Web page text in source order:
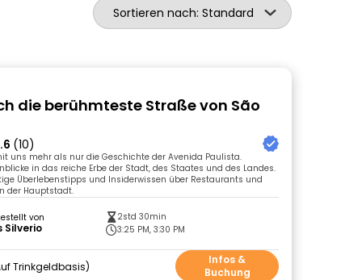
Sortieren nach: Standard
die berühmteste Straße von São
(10)
uns mehr als nur die Geschichte der Avenida Paulista.
in das reiche Erbe der Stadt, des Staates und des Landes.
Überlebenstipps und Insiderwissen über Restaurants und
der Hauptstadt.
von
Silverio
2std 30min
3:25 PM, 3:30 PM
Trinkgeldbasis
Infos &
Buchung